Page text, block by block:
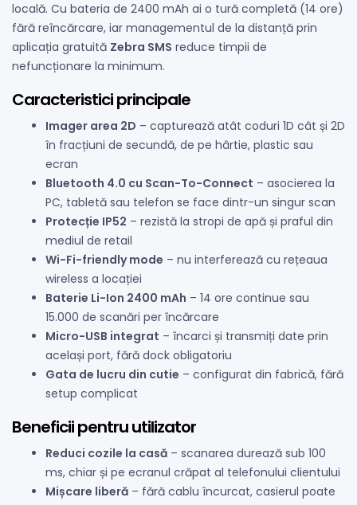
locală. Cu bateria de 2400 mAh ai o tură completă (14 ore)
fără reîncărcare, iar managementul de la distanță prin
aplicația gratuită Zebra SMS reduce timpii de
nefuncționare la minimum.
Caracteristici principale
Imager area 2D – capturează atât coduri 1D cât și 2D
în fracțiuni de secundă, de pe hârtie, plastic sau
ecran
Bluetooth 4.0 cu Scan-To-Connect – asocierea la
PC, tabletă sau telefon se face dintr-un singur scan
Protecție IP52 – rezistă la stropi de apă și praful din
mediul de retail
Wi-Fi-friendly mode – nu interferează cu rețeaua
wireless a locației
Baterie Li-Ion 2400 mAh – 14 ore continue sau
15.000 de scanări per încărcare
Micro-USB integrat – încarci și transmiți date prin
același port, fără dock obligatoriu
Gata de lucru din cutie – configurat din fabrică, fără
setup complicat
Beneficii pentru utilizator
Reduci cozile la casă – scanarea durează sub 100
ms, chiar și pe ecranul crăpat al telefonului clientului
Mișcare liberă – fără cablu încurcat, casierul poate